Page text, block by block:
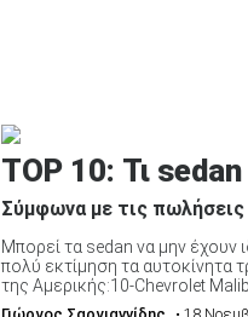
ΤOP 10: Τι
Σύμφωνα με τις
Μπορεί τα sedan να μην έχουν
πολύ εκτίμηση τα αυτοκίνητα
της Αμερικής:10-Chevrolet